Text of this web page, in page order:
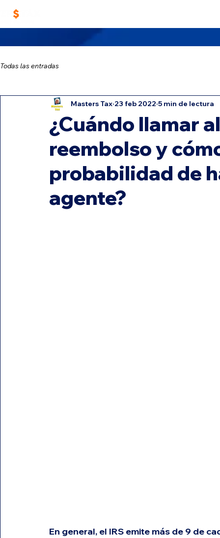
Todas las entradas
¿Cuándo llamar
reembolso y
probabilidad de
agente?
Masters Tax 23 feb 2022 5 min de lectura
En general, el IRS emite más de 9 de